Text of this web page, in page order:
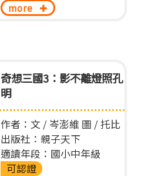
more
奇想三國3：影不離燈照孔
明
作者：文 / 岑澎維 圖 / 托比
出版社：親子天下
適讀年段：國小中年級
可認證